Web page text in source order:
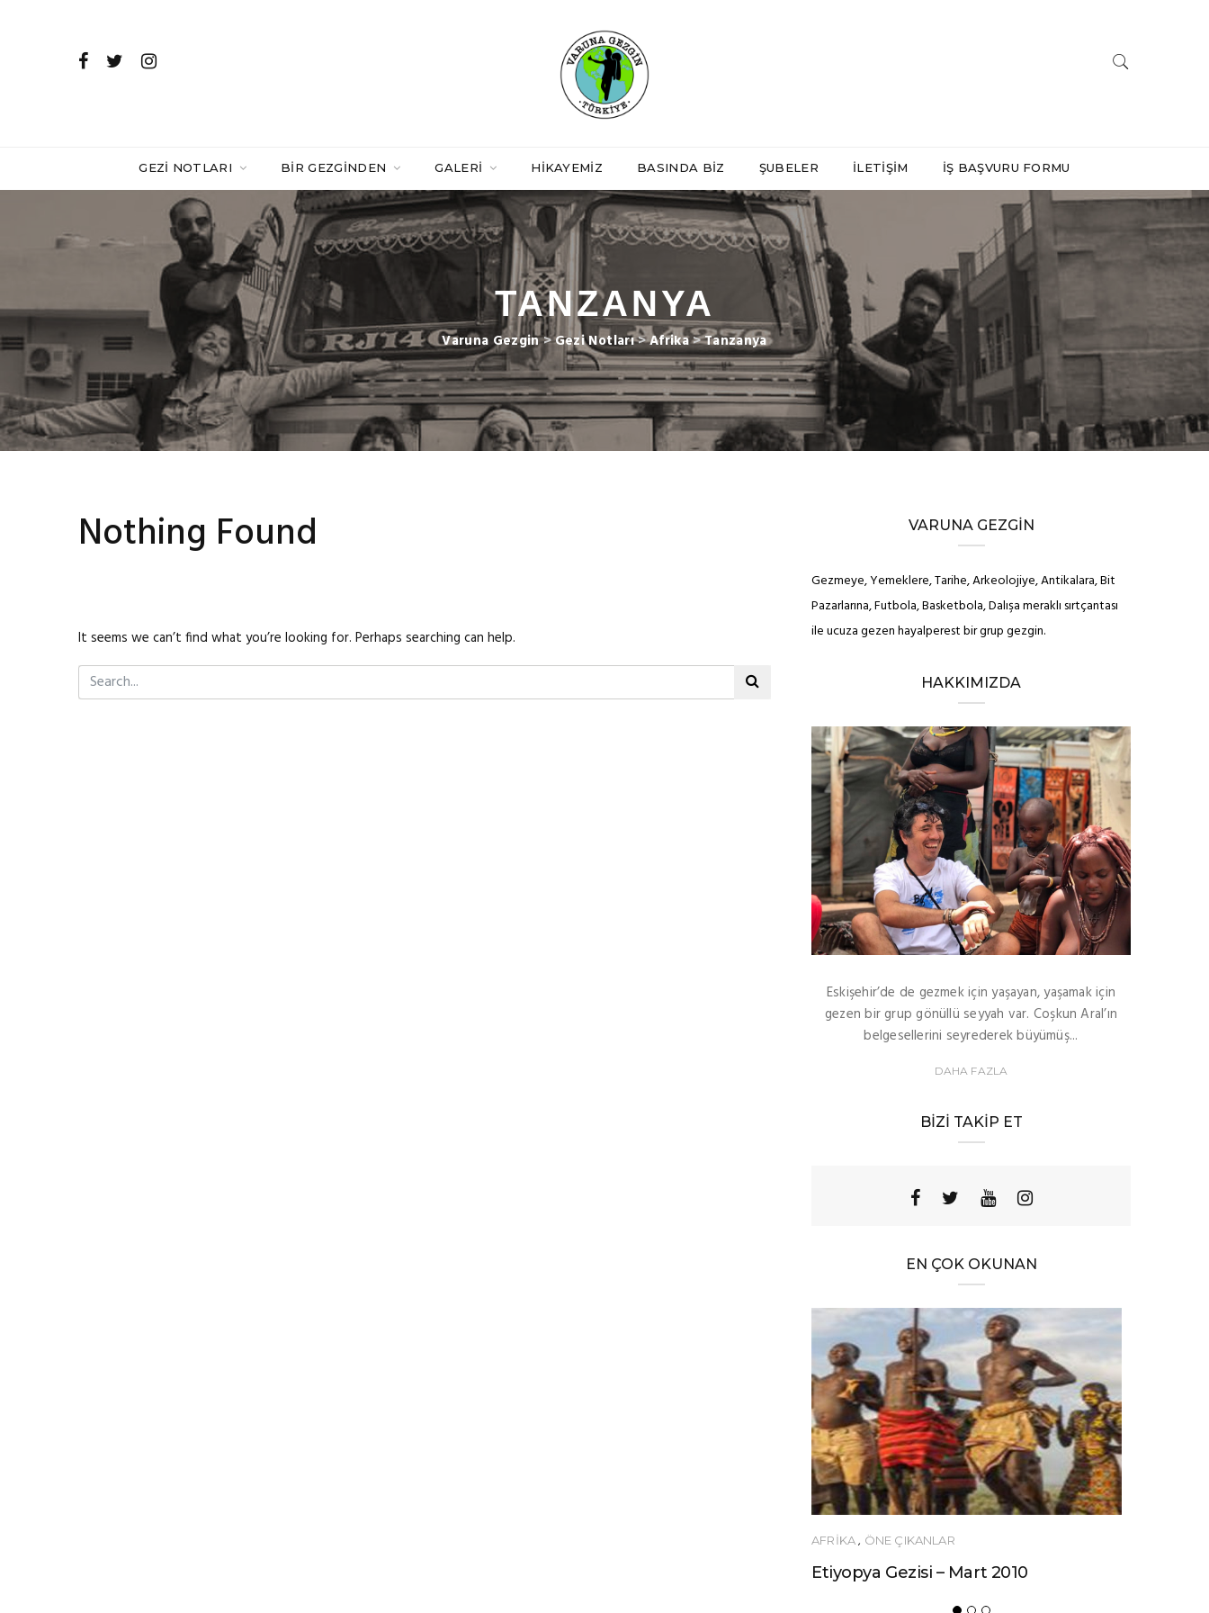
GEZI NOTLARI BIR GEZGINDEN GALERI HIKAYEMIZ BASINDA BIZ ŞUBELER İLETIŞIM İŞ BAŞVURU FORMU
TANZANYA
Varuna Gezgin>Gezi Notları>Afrika>Tanzanya
Nothing Found
It seems we can’t find what you’re looking for. Perhaps searching can help.
VARUNA GEZGIN
Gezmeye, Yemeklere, Tarihe, Arkeolojiye, Antikalara, Bit
Pazarlarına, Futbola, Basketbola, Dalışa meraklı sırtçantası
ile ucuza gezen hayalperest bir grup gezgin.
HAKKIMIZDA
Eskişehir’de de gezmek için yaşayan, yaşamak için
gezen bir grup gönüllü seyyah var. Coşkun Aral’ın
belgesellerini seyrederek büyümüş...
DAHA FAZLA
BIZI TAKIP ET
EN ÇOK OKUNAN
AFRIKA,ÖNE ÇIKANLAR
Etiyopya Gezisi – Mart 2010